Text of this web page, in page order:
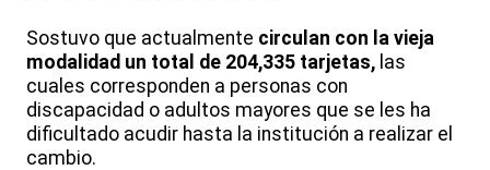
Sostuvo que actualmente circulan con la vieja
modalidad un total de 204,335 tarjetas, las
cuales corresponden a personas con
discapacidad o adultos mayores que se les ha
dificultado acudir hasta la institución a realizar el
cambio.